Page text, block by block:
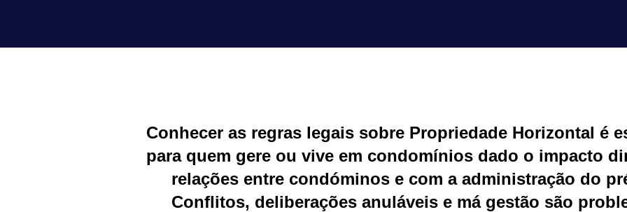
Conhecer as regras legais sobre Propriedade Horizontal é
para quem gere ou vive em condomínios dado o impacto
relações entre condóminos e com a administração do
Conflitos, deliberações anuláveis e má gestão são